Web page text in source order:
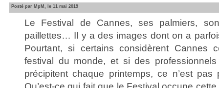
Posté par MpM, le 11 mai 2019
Le Festival de Cannes, ses palmiers,
paillettes… Il y a des images dont on a
Pourtant, si certains considèrent Cannes
festival du monde, et si des
précipitent chaque printemps, ce n’est